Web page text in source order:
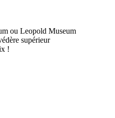
ou Leopold Museum
supérieur
!